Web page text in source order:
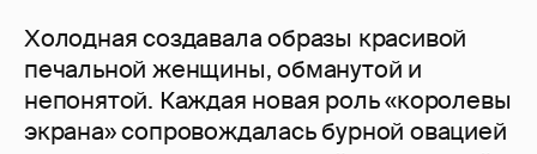
Холодная создавала образы красивой
печальной женщины, обманутой и
непонятой. Каждая новая роль «королевы
экрана» сопровождалась бурной овацией